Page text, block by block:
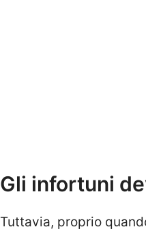
Gli infortuni
Tuttavia, proprio